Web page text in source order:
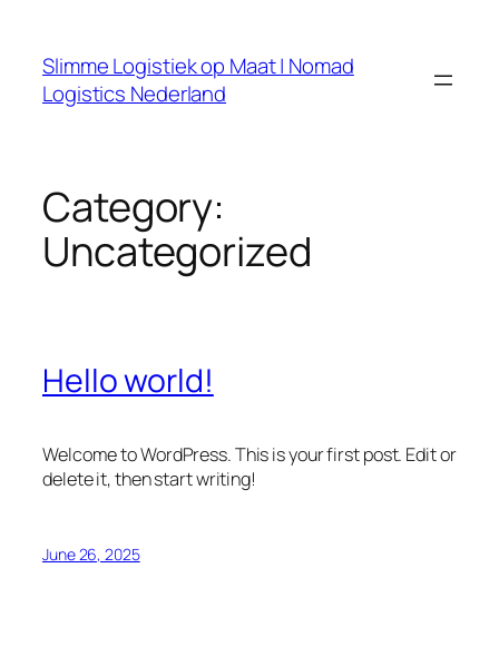
content
Slimme Logistiek op Maat | Nomad
Logistics Nederland
Category:
Uncategorized
Hello world!
Welcome to WordPress. This is your first post. Edit or
delete it, then start writing!
June 26, 2025